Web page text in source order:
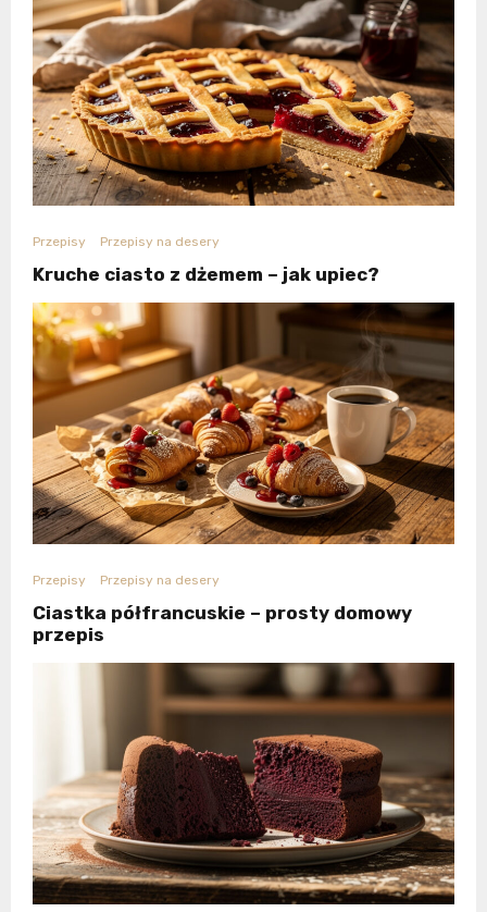
Przepisy Przepisy na desery
Kruche ciasto z dżemem – jak upiec?
Przepisy Przepisy na desery
Ciastka półfrancuskie – prosty domowy
przepis